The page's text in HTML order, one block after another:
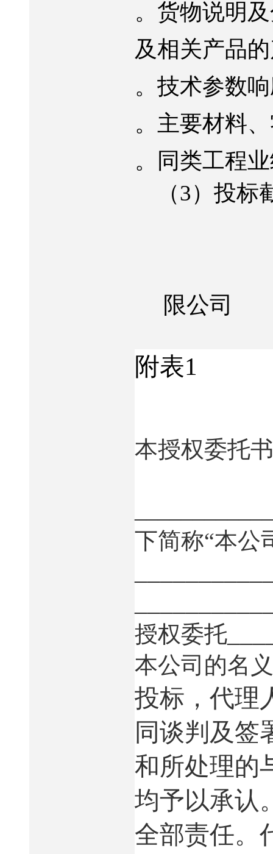
。货物说明
及相关产品
。技术参数
。主要材料
。同类工程
（3）投标
限公司
附表1
本授权委托
下简称“本公
授权委托
本公司的名
投标，代理
同谈判及签
和所处理的
均予以承认
全部责任。